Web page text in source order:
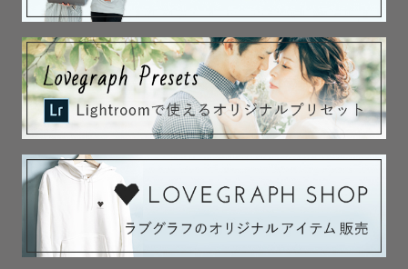
⌜ こんな雰囲気の写真が好き ⌟
⌜ こんな場所で思い出を残したい ⌟
⌜ こんなポーズで撮ってみたい⌟
⌜ ご依頼までのエピソード ⌟
などございましたらお聞かせください𓂃𓈒𓏸
⌜ 具体的なイメージはないけど大丈夫かな？ ⌟
⌜ 写真を撮られることに慣れていない.. ⌟
という方もご安心ください !
こちらから写真のイメージやポージングをご提案させてい